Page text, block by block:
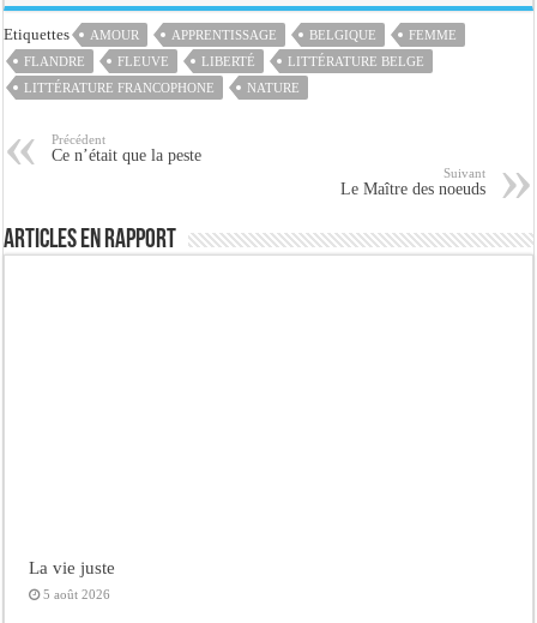
Etiquettes AMOUR APPRENTISSAGE BELGIQUE
FEMME
FLANDRE
FLEUVE LIBERTÉ
LITTÉRATURE BELGE
LITTÉRATURE FRANCOPHONE
NATURE
Précédent
Ce n’était que la peste
Suivant
Le Maître des noeuds
Articles en rapport
La vie juste
5 août 2026